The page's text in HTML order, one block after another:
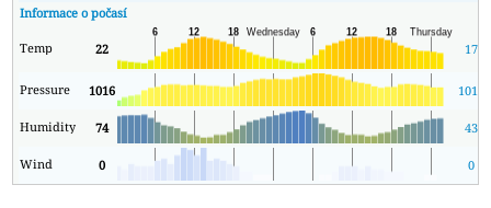
Informace o počasí
Temp 22 17
Pressure 1016 1013
Humidity 74 43
Wind 0 0